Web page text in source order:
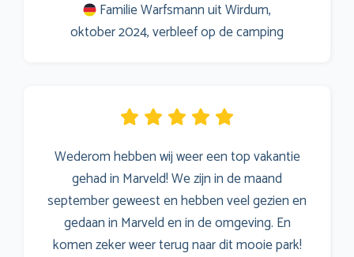
Familie Warfsmann uit Wirdum,
oktober 2024, verbleef op de camping
Wederom hebben wij weer een top vakantie
gehad in Marveld! We zijn in de maand
september geweest en hebben veel gezien en
gedaan in Marveld en in de omgeving. En
komen zeker weer terug naar dit mooie park!